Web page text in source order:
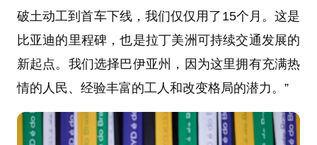
破土动工到首车下线，我们仅仅用了15个月。这是
比亚迪的里程碑，也是拉丁美洲可持续交通发展的
新起点。我们选择巴伊亚州，因为这里拥有充满热
情的人民、经验丰富的工人和改变格局的潜力。”